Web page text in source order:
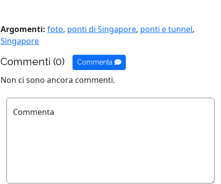
Argomenti: foto, ponti di Singapore, ponti e tunnel,
Singapore
Commenti (0) Commenta
Non ci sono ancora commenti.
Commenta